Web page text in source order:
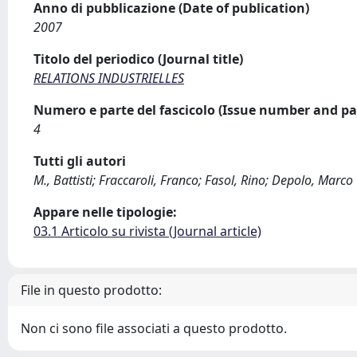
Anno di pubblicazione (Date of publication)
2007
Titolo del periodico (Journal title)
RELATIONS INDUSTRIELLES
Numero e parte del fascicolo (Issue number and
4
Tutti gli autori
M., Battisti; Fraccaroli, Franco; Fasol, Rino; Depolo, Marco
Appare nelle tipologie:
03.1 Articolo su rivista (Journal article)
File in questo prodotto:
Non ci sono file associati a questo prodotto.